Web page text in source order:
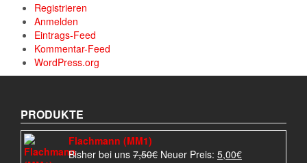
Registrieren
Anmelden
Eintrags-Feed
Kommentar-Feed
WordPress.org
PRODUKTE
Flachmann (MM1)
Bisher bei uns 7,50€ Ursprünglicher
Neuer Preis: 5,00€Aktueller